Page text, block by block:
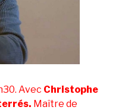
Avec Christophe
Maître de